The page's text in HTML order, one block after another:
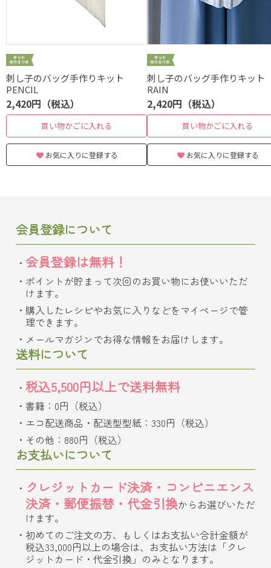
刺し子のバッグ手作りキット
PENCIL
2,420円（税込）
買い物かごに入れる
お気に入りに登録する
刺し子のバッグ手作りキッ
RAIN
2,420円（税込）
買い物かごに入れる
お気に入りに登録する
会員登録について
会員登録は無料！
ポイントが貯まって次回のお買い物にお使いいただ
けます。
購入したレシピやお気に入りなどをマイページで管
理できます。
メールマガジンでお得な情報をお届けします。
送料について
税込5,500円以上で送料無料
書籍：0円（税込）
エコ配送商品・配送型型紙：330円（税込）
その他：880円（税込）
お支払いについて
クレジットカード決済・コンビニエンス
決済・郵便振替・代金引換からお選びいただ
けます。
初めてのご注文の方、もしくはお支払い合計金額が
税込33,000円以上の場合は、お支払い方法は「クレ
ジットカード・代金引換」のみとなります。